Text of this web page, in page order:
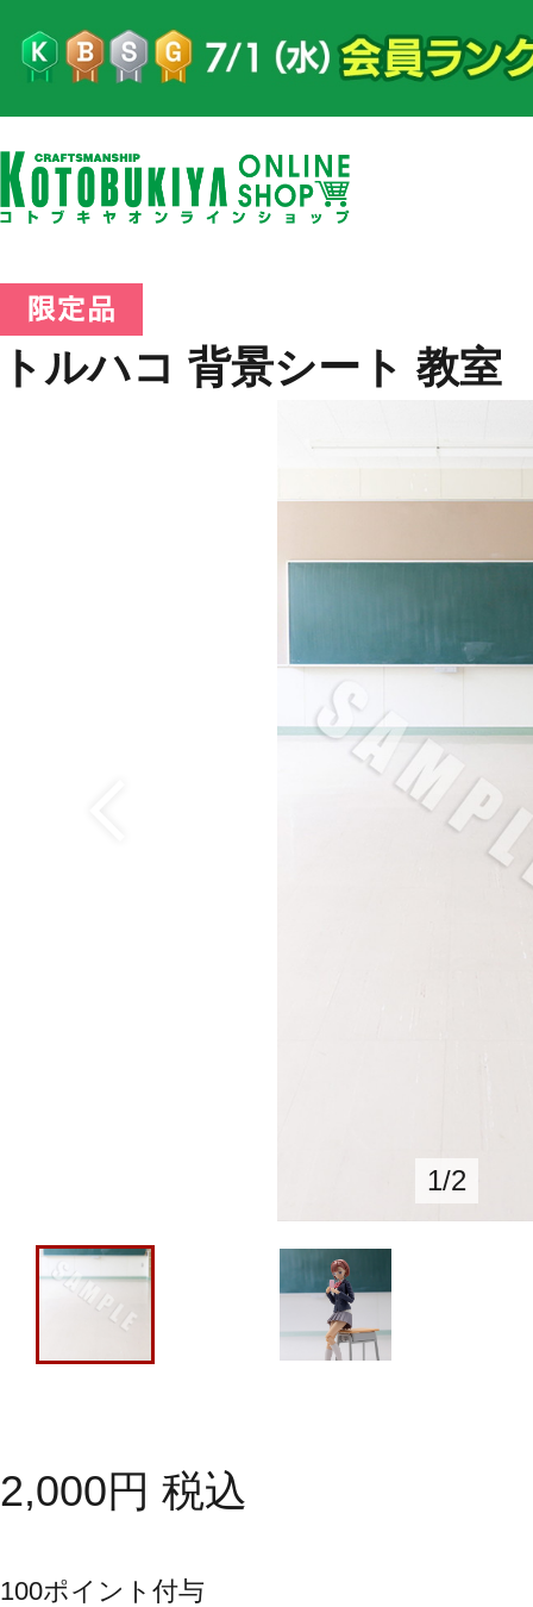
トルハコ 背景シート 教室
1/2
2,000円 税込
100ポイント付与